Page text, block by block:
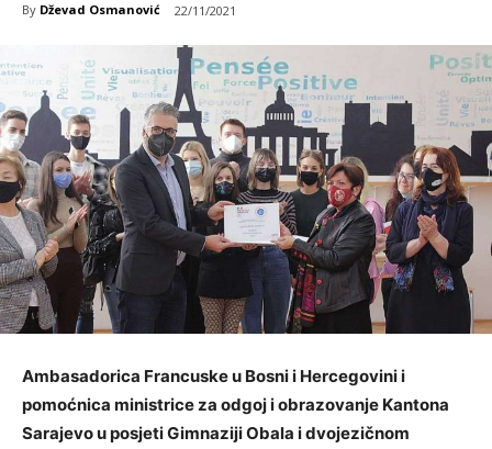
By Dževad Osmanović 22/11/2021
Ambasadorica Francuske u Bosni i Hercegovini i
pomoćnica ministrice za odgoj i obrazovanje Kantona
Sarajevo u posjeti Gimnaziji Obala i dvojezičnom